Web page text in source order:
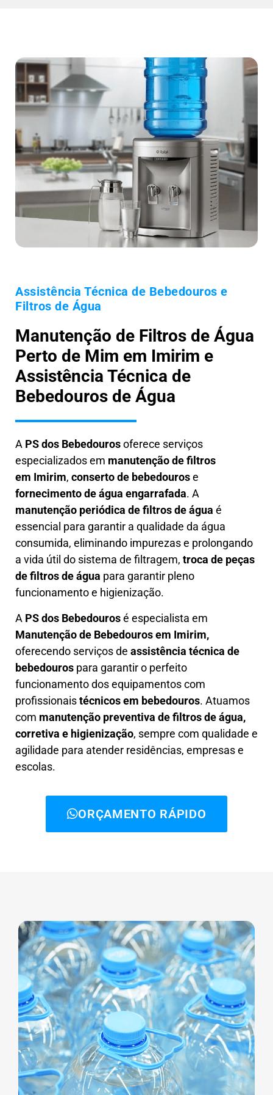
Assistência Técnica de Bebedouros e
Filtros de Água
Manutenção de Filtros de Água
Perto de Mim em Imirim e
Assistência Técnica de
Bebedouros de Água
A PS dos Bebedourosoferece serviços
especializados em manutenção de filtros
em Imirim, conserto de bebedourose
fornecimento de água engarrafada. A
manutenção periódica de filtros de água é
essencial para garantir a qualidade da água
consumida, eliminando impurezas e prolongando
a vida útil do sistema de filtragem, troca de peças
de filtros de água para garantir pleno
funcionamento e higienização.
A PS dos Bebedourosé especialista em
Manutenção de Bebedouros em Imirim,
oferecendo serviços de assistência técnica de
bebedouros para garantir o perfeito
funcionamento dos equipamentos com
profissionaistécnicos em bebedouros. Atuamos
com manutenção preventiva de filtros de água,
corretiva e higienização, sempre com qualidade e
agilidade para atender residências, empresas e
escolas.
ORÇAMENTO RÁPIDO